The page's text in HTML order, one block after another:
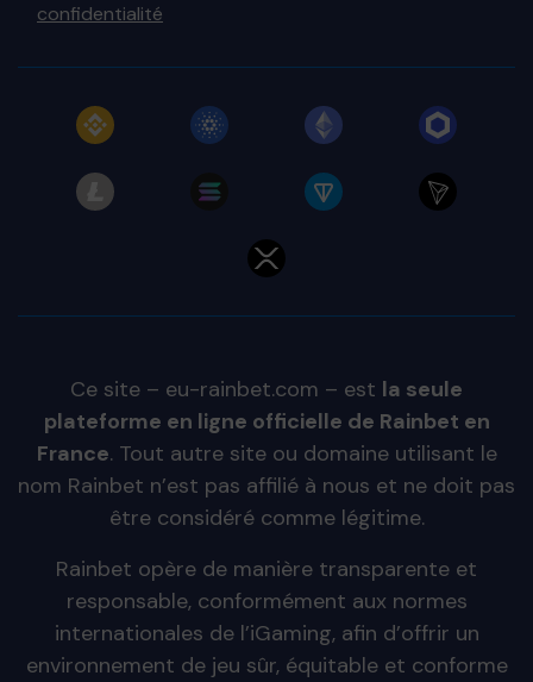
confidentialité
Ce site – eu-rainbet.com – est la seule
plateforme en ligne officielle de Rainbet en
France. Tout autre site ou domaine utilisant le
nom Rainbet n’est pas affilié à nous et ne doit pas
être considéré comme légitime.
Rainbet opère de manière transparente et
responsable, conformément aux normes
internationales de l’iGaming, afin d’offrir un
environnement de jeu sûr, équitable et conforme